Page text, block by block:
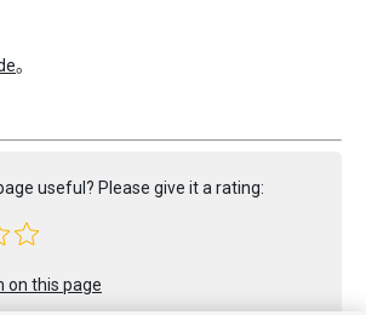
。
useful? Please give it a rating:
on this page